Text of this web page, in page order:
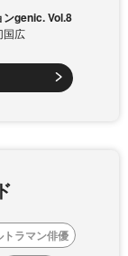
ンgenic. Vol.8
国広
トラマン俳優